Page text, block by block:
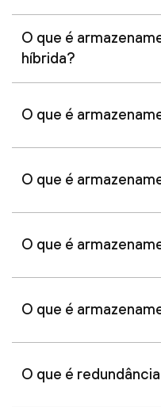
O que é
híbrida?
O que é
O que é
O que é
O que é
O que é